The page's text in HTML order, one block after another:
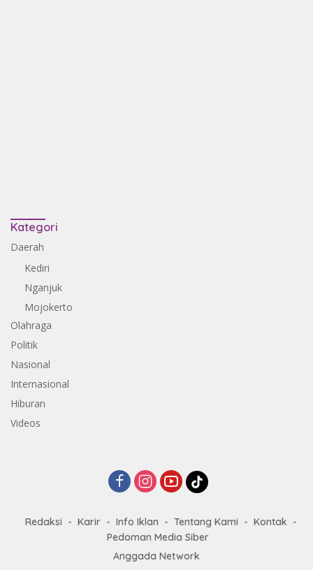
Kategori
Daerah
Kediri
Nganjuk
Mojokerto
Olahraga
Politik
Nasional
Internasional
Hiburan
Videos
Redaksi Karir Info Iklan Tentang Kami
Kontak
Pedoman Media Siber
Anggada Network